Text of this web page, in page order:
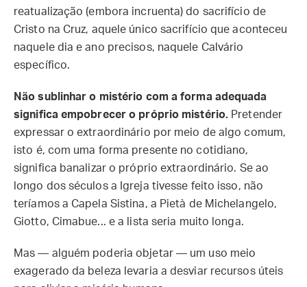
reatualização (embora incruenta) do sacrifício de
Cristo na Cruz, aquele único sacrifício que aconteceu
naquele dia e ano precisos, naquele Calvário
específico.
Não sublinhar o mistério com a forma adequada
significa empobrecer o próprio mistério. Pretender
expressar o extraordinário por meio de algo comum,
isto é, com uma forma presente no cotidiano,
significa banalizar o próprio extraordinário. Se ao
longo dos séculos a Igreja tivesse feito isso, não
teríamos a Capela Sistina, a Pietà de Michelangelo,
Giotto, Cimabue... e a lista seria muito longa.
Mas — alguém poderia objetar — um uso meio
exagerado da beleza levaria a desviar recursos úteis